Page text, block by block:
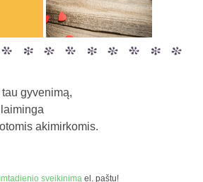
gyvenimą,
akimirkomis.
sveikinimą el. paštu!